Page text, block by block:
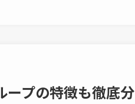
ープの特徴も徹底分